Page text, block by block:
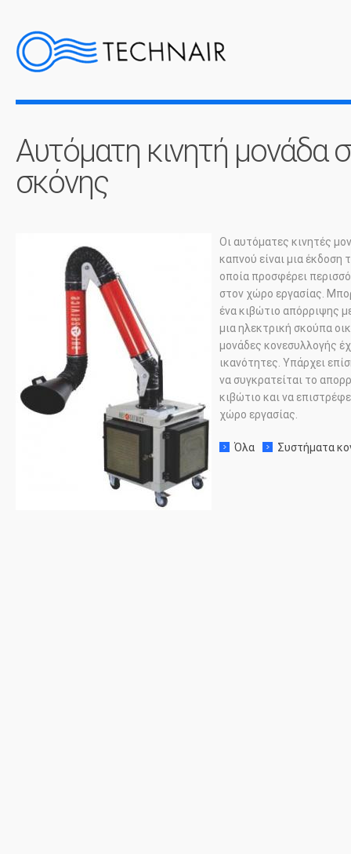
Αυτόματη κινητή μονάδα
σκόνης
Οι αυτόματες κινητές
καπνού είναι μια
οποία προσφέρει
στον χώρο εργασίας.
ένα κιβώτιο απόρριψης
μια ηλεκτρική σκούπα
μονάδες κονεσυλλογής
ικανότητες. Υπάρχει
να συγκρατείται το
κιβώτιο και να
χώρο εργασίας.
Όλα Συστήματα